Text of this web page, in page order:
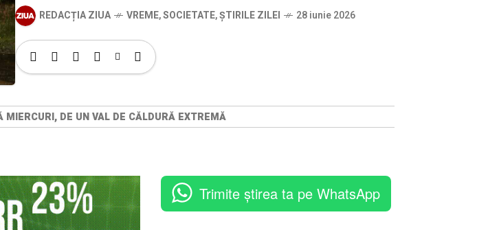
REDACȚIA ZIUA VREME,SOCIETATE,ȘTIRILE ZILEI 28 iunie 2026
DE UN VAL DE CĂLDURĂ EXTREMĂ
Trimite știrea ta pe WhatsApp